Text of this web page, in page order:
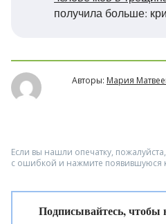
получила больше:
Авторы: Мария
Если вы нашли опечатку,
с ошибкой и нажмите появившуюся
Подписывайтесь, чтобы